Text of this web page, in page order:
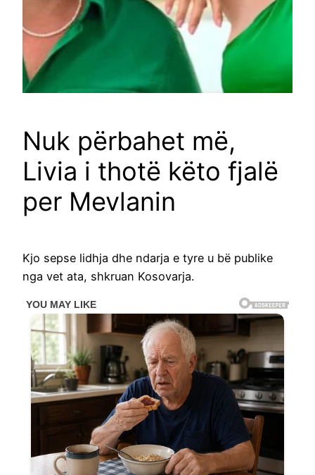
Nuk përbahet më,
Livia i thotë këto fjalë
per Mevlanin
Kjo sepse lidhja dhe ndarja e tyre u bë publike
nga vet ata, shkruan Kosovarja.